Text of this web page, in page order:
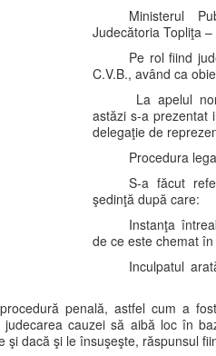
Ministerul
Judecătoria Topliţa
Pe rol fiind
C.V.B., având ca
La apelul
astăzi s-a prezentat
delegaţie de
Procedura
S-a făcut
şedinţă după care:
Instanţa
de ce este chemat
Inculpatul
penală, astfel cum a
cauzei să aibă loc în
dacă şi le însuşeşte, răspunsul